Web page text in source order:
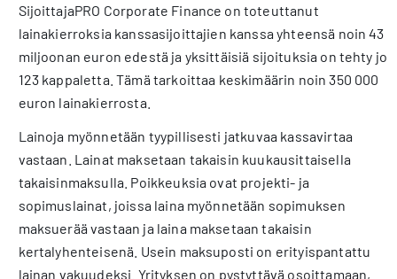
SijoittajaPRO Corporate Finance on toteuttanut
lainakierroksia kanssasijoittajien kanssa yhteensä noin 43
miljoonan euron edestä ja yksittäisiä sijoituksia on tehty jo
123 kappaletta. Tämä tarkoittaa keskimäärin noin 350 000
euron lainakierrosta.
Lainoja myönnetään tyypillisesti jatkuvaa kassavirtaa
vastaan. Lainat maksetaan takaisin kuukausittaisella
takaisinmaksulla. Poikkeuksia ovat projekti- ja
sopimuslainat, joissa laina myönnetään sopimuksen
maksuerää vastaan ja laina maksetaan takaisin
kertalyhenteisenä. Usein maksuposti on erityispantattu
lainan vakuudeksi. Yrityksen on pystyttävä osoittamaan,